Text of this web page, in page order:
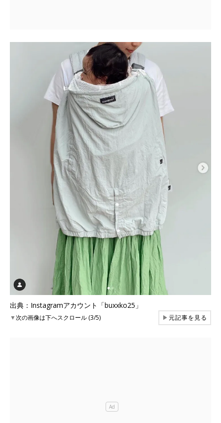
出典：Instagramアカウント「buxxko25」
▼次の画像は下へスクロール (3/5) ▶元記事を見る